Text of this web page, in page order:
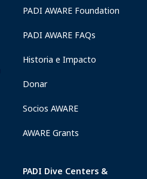
PADI AWARE Foundation
PADI AWARE FAQs
Historia e Impacto
Donar
Socios AWARE
AWARE Grants
PADI Dive Centers &